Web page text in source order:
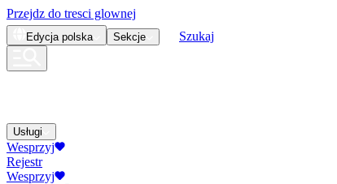
Przejdz do tresci glownej
Edycja polska Sekcje Szukaj
Usługi
Wesprzyj
Rejestr
Wesprzyj